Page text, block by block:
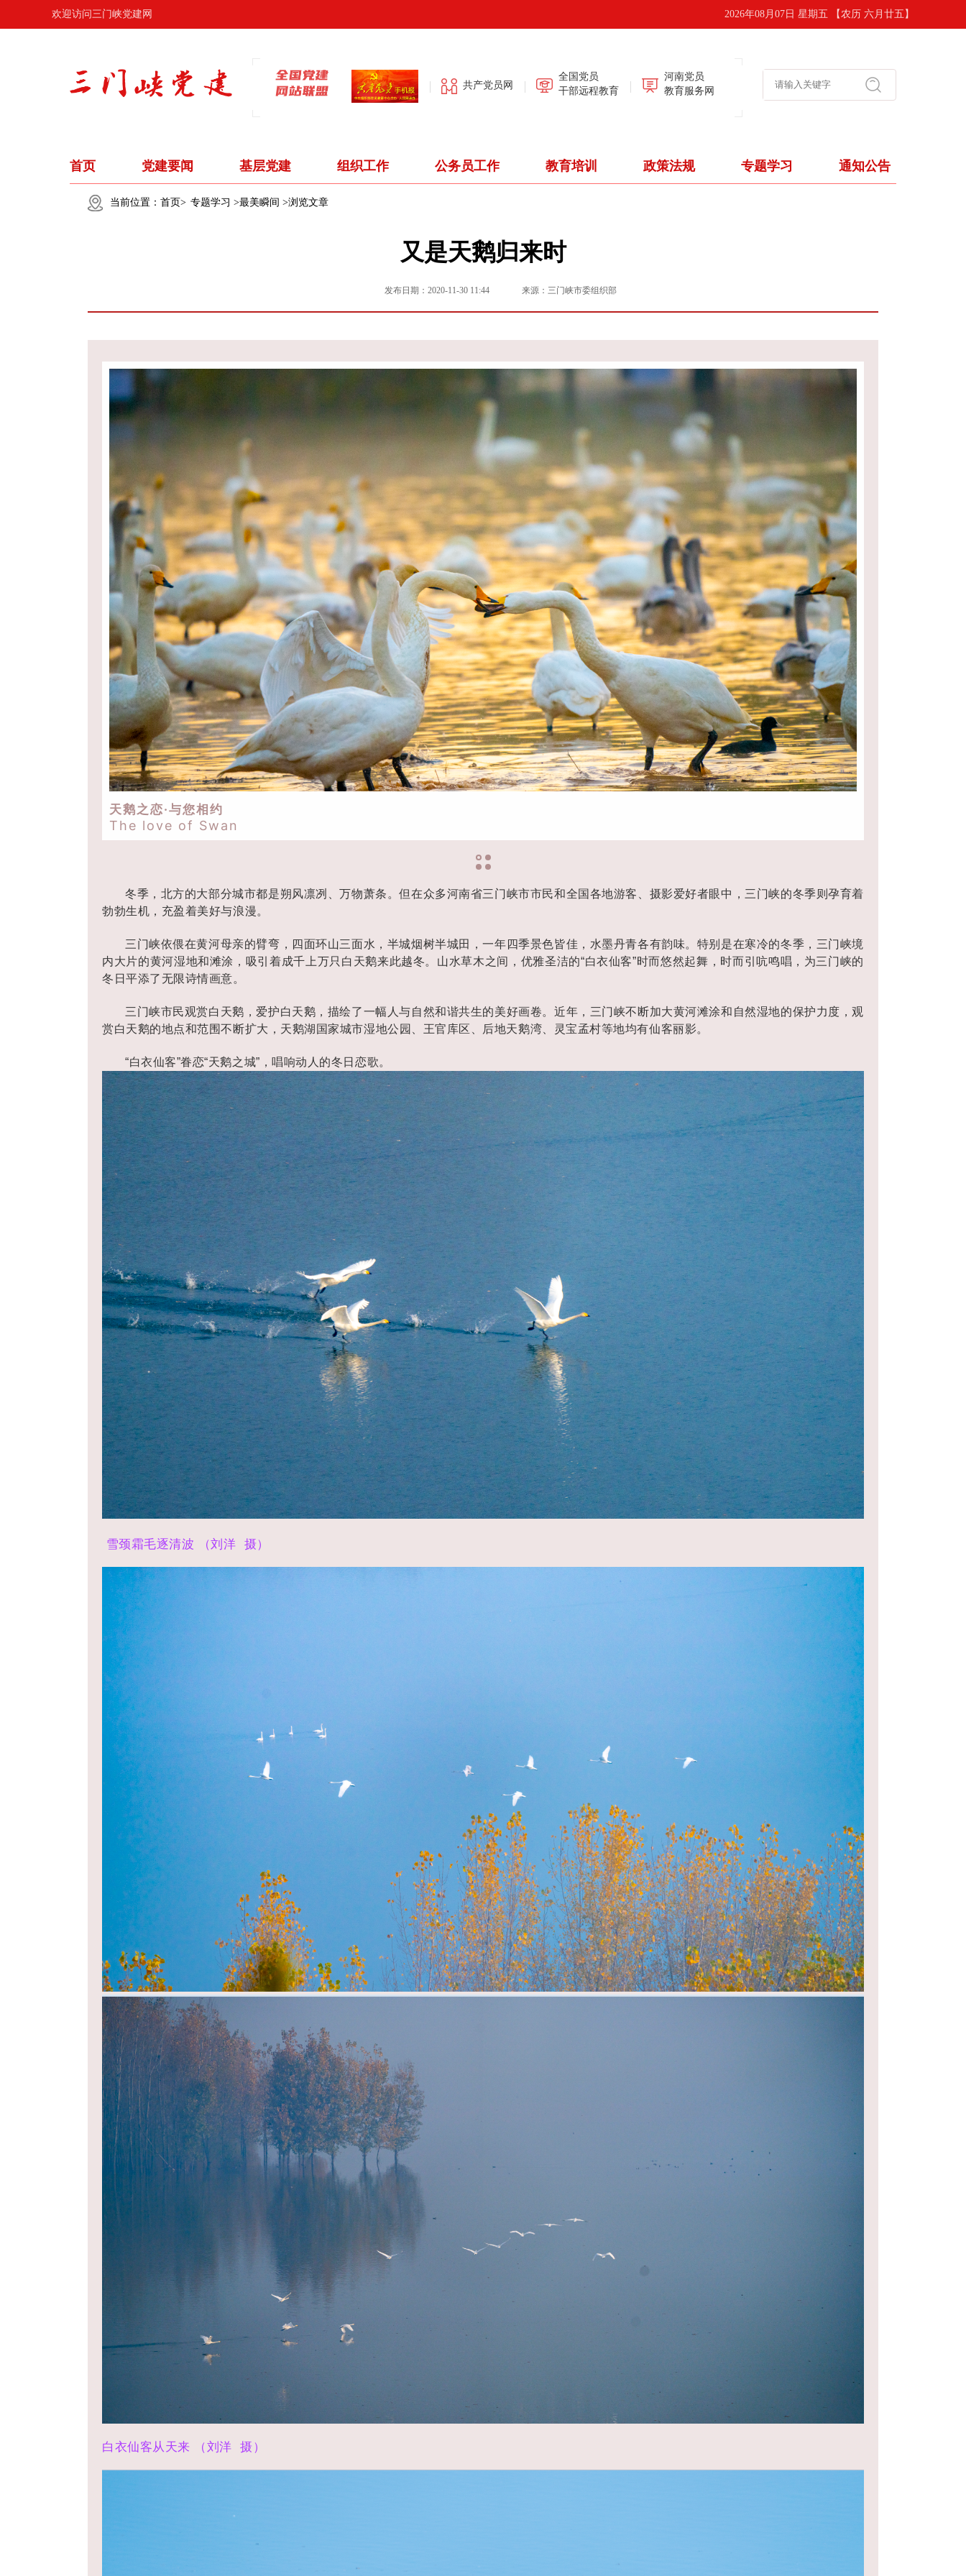
欢迎访问三门峡党建网 2026年08月07日 星期五 【农历 六月廿五】
共产党员网
全国党员
干部远程教育
河南党员
教育服务网
首页 党建要闻 基层党建 组织工作 公务员工作 教育培训 政策法规 专题学习 通知公告
当前位置： 首页> 专题学习 >最美瞬间 >浏览文章
又是天鹅归来时
发布日期： 2020-11-30 11:44 来源： 三门峡市委组织部
天鹅之恋·与您相约
The love of Swan
冬季，北方的大部分城市都是朔风凛冽、万物萧条。但在众多河南省三门峡市市民和全国各地游客、摄影爱好者眼中，三门峡的冬季则孕育着
勃勃生机，充盈着美好与浪漫。
三门峡依偎在黄河母亲的臂弯，四面环山三面水，半城烟树半城田，一年四季景色皆佳，水墨丹青各有韵味。特别是在寒冷的冬季，三门峡境
内大片的黄河湿地和滩涂，吸引着成千上万只白天鹅来此越冬。山水草木之间，优雅圣洁的“白衣仙客”时而悠然起舞，时而引吭鸣唱，为三门峡的
冬日平添了无限诗情画意。
三门峡市民观赏白天鹅，爱护白天鹅，描绘了一幅人与自然和谐共生的美好画卷。近年，三门峡不断加大黄河滩涂和自然湿地的保护力度，观
赏白天鹅的地点和范围不断扩大，天鹅湖国家城市湿地公园、王官库区、后地天鹅湾、灵宝孟村等地均有仙客丽影。
“白衣仙客”眷恋“天鹅之城”，唱响动人的冬日恋歌。
雪颈霜毛逐清波 （刘洋 摄）
白衣仙客从天来 （刘洋 摄）